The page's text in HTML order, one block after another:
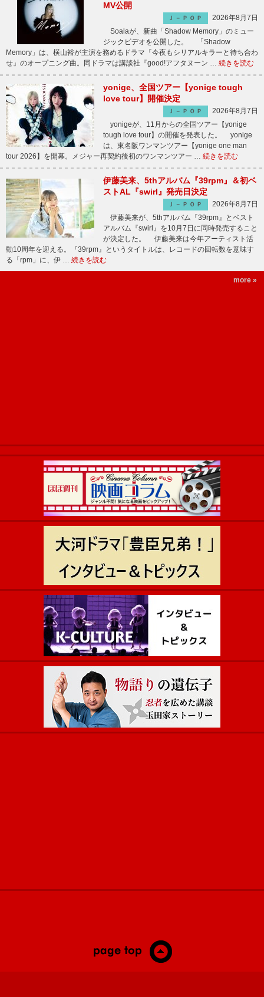
MV公開
Ｊ－ＰＯＰ
2026年8月7日
Soalaが、新曲「Shadow Memory」のミュー
ジックビデオを公開した。 「Shadow
Memory」は、横山裕が主演を務めるドラマ『今夜もシリアルキラーと待ち合わ
せ』のオープニング曲。同ドラマは講談社『good!アフタヌーン … 続きを読む
yonige、全国ツアー【yonige tough
love tour】開催決定
Ｊ－ＰＯＰ
2026年8月7日
yonigeが、11月からの全国ツアー【yonige
tough love tour】の開催を発表した。 yonige
は、東名阪ワンマンツアー【yonige one man
tour 2026】を開幕。メジャー再契約後初のワンマンツアー … 続きを読む
伊藤美来、5thアルバム『39rpm』＆初ベ
ストAL『swirl』発売日決定
Ｊ－ＰＯＰ
2026年8月7日
伊藤美来が、5thアルバム『39rpm』とベスト
アルバム『swirl』を10月7日に同時発売すること
が決定した。 伊藤美来は今年アーティスト活
動10周年を迎える。『39rpm』というタイトルは、レコードの回転数を意味す
る「rpm」に、伊 … 続きを読む
more »